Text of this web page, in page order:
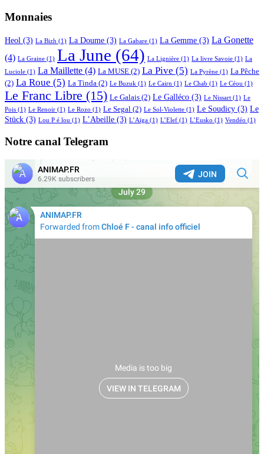
Monnaies
Heol (3) La Bizh (1) La Doume (3) La Gabare (1) La Gemme (3) La Gonette
(4) La Graine (1) La June (64) La Lignière (1) La livre Savoie (1) La
Luciole (1) La Maillette (4) La MUSE (2) La Pive (5) La Pyrène (1) La Pêche
(2) La Roue (5) La Tinda (2) Le Buzuk (1) Le Cairn (1) Le Chab (1) Le Céou (1)
Le Franc Libre (15) Le Galais (2) Le Galléco (3) Le Nissart (1) Le
Pois (1) Le Renoir (1) Le Rozo (1) Le Segal (2) Le Sol-Violette (1) Le Soudicy (3) Le
Stück (3) Lou P é lou (1) L’Abeille (3) L’Aïga (1) L’Elef (1) L’Eusko (1) Vendéo (1)
Notre canal Telegram